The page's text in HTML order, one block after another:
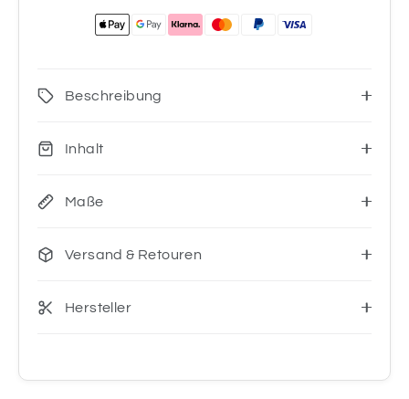
Beschreibung
Inhalt
Maße
Versand & Retouren
Hersteller